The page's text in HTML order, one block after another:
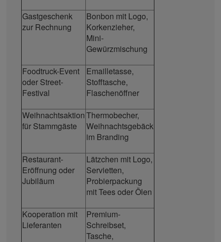
Gastgeschenk
zur Rechnung
Bonbon mit Logo,
Korkenzieher,
Mini-
Gewürzmischung
Foodtruck-Event
oder Street-
Festival
Emailletasse,
Stofftasche,
Flaschenöffner
Weihnachtsaktion
für Stammgäste
Thermobecher,
Weihnachtsgebäck
im Branding
Restaurant-
Eröffnung oder
Jubiläum
Lätzchen mit Logo,
Servietten,
Probierpackung
mit Tees oder Ölen
Kooperation mit
Lieferanten
Premium-
Schreibset,
Tasche,